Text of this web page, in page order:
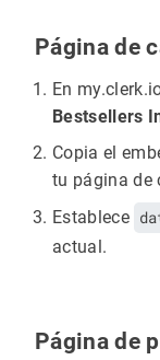
Página de
En
Bestsellers
Copia el
tu página de
Establece
actual.
Página de